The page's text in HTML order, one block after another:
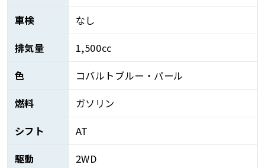
車検
なし
排気量
1,500cc
色
コバルトブルー・パール
燃料
ガソリン
シフト
AT
駆動
2WD